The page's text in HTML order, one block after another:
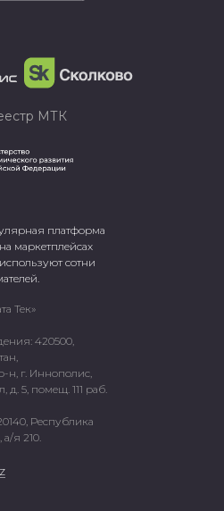
платформа
маркетплейсах
сотни
Тек»
420500,
н, г. Иннополис,
д. 5, помещ. 111 раб.
Республика
а/я 210.
МТК